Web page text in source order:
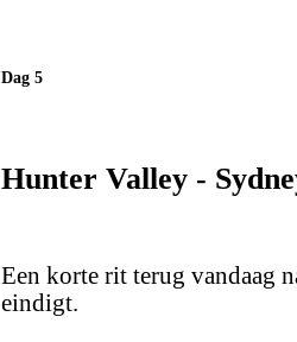
Dag 5
Hunter Valley -
Een korte rit terug vandaag
eindigt.